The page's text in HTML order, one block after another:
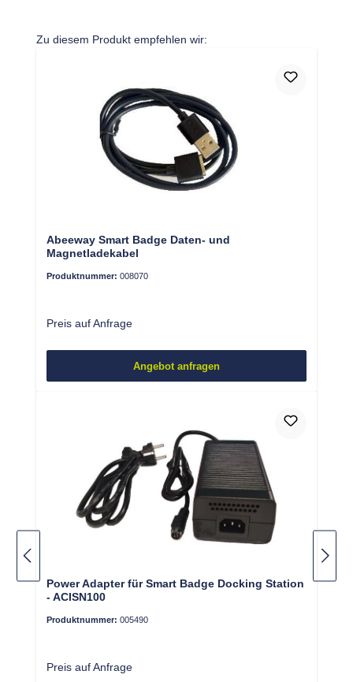
Produktgalerie überspringen
Zu diesem Produkt empfehlen wir:
Abeeway Smart Badge Daten- und
Magnetladekabel
Produktnummer: 008070
Preis auf Anfrage
Angebot anfragen
Power Adapter für Smart Badge Docking Station
- ACISN100
Produktnummer: 005490
Preis auf Anfrage